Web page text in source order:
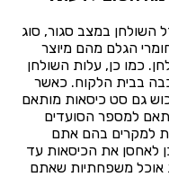
השולחן במצב סגור, סוג
הגלם מהם מיוצר
כמו כן, עלות השולחן
בבית הלקוח. כאשר
גם סט כיסאות מותאם
למספר הסועדים
למקרים בהם אתם
לאחסן את הכיסאות עד
אוכל משפחתיות שאתם